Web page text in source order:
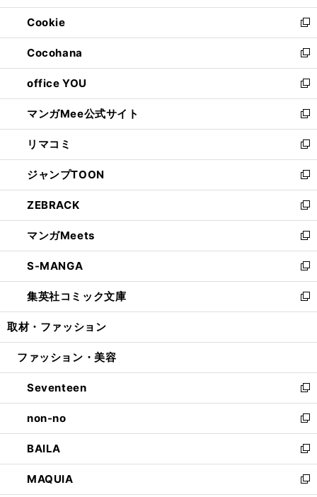
開
く
ウ
で
開
く
ン
ド
ウ
で
開
く
ウ
ィ
ン
ド
ウ
で
開
く
Cookie
新
し
い
ウ
ィ
ン
ド
ウ
で
開
く
Cocohana
新
し
い
ウ
ィ
ン
ド
ウ
で
開
く
office YOU
新
し
い
ウ
ィ
ン
ド
ウ
で
開
く
マンガMee公式サイト
新
し
い
ウ
ィ
ン
ド
ウ
で
開
く
リマコミ
新
し
い
ウ
ィ
ン
ド
ウ
で
開
く
ジャンプTOON
新
し
い
ウ
ィ
ン
ド
ウ
で
開
ZEBRACK
新
し
い
ウ
ィ
ン
ド
ウ
開
マンガMeets
新
し
い
ウ
ィ
ン
ウ
開
く
S-MANGA
新
し
い
ウ
ン
ウ
で
開
く
集英社コミック文庫
新
し
ウ
ン
ド
ウ
で
開
く
取材・ファッション
ファッション・美容
Seventeen
新
し
い
ウ
ィ
ン
ド
non-no
新
し
い
ウ
ィ
BAILA
新
し
い
MAQUIA
新